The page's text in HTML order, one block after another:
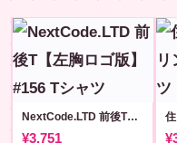
NextCode.LTD 前後T【左胸ロゴ版】#156
¥3,751